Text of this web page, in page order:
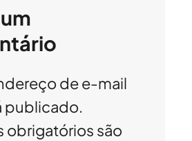
de e-mail
publicado.
obrigatórios são